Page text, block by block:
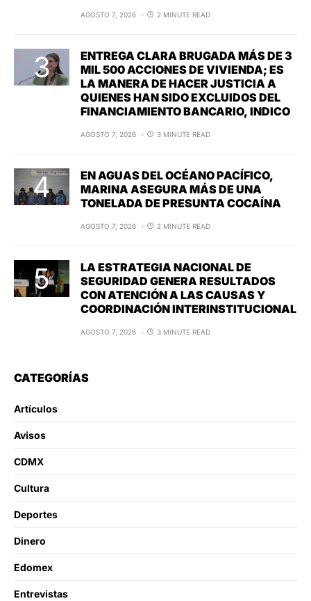
AGOSTO 7, 2026 2 MINUTE READ
ENTREGA CLARA BRUGADA MÁS DE 3
MIL 500 ACCIONES DE VIVIENDA; ES
LA MANERA DE HACER JUSTICIA A
QUIENES HAN SIDO EXCLUIDOS DEL
FINANCIAMIENTO BANCARIO, INDICO
AGOSTO 7, 2026 3 MINUTE READ
EN AGUAS DEL OCÉANO PACÍFICO,
MARINA ASEGURA MÁS DE UNA
TONELADA DE PRESUNTA COCAÍNA
AGOSTO 7, 2026 2 MINUTE READ
LA ESTRATEGIA NACIONAL DE
SEGURIDAD GENERA RESULTADOS
CON ATENCIÓN A LAS CAUSAS Y
COORDINACIÓN INTERINSTITUCIONAL
AGOSTO 7, 2026 3 MINUTE READ
CATEGORÍAS
Artículos
Avisos
CDMX
Cultura
Deportes
Dinero
Edomex
Entrevistas